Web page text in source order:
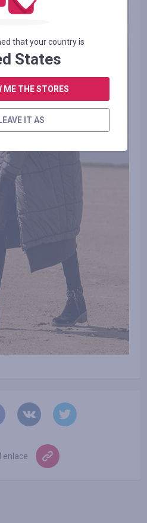
enlace
that your country is
States
ME THE STORES
IT AS